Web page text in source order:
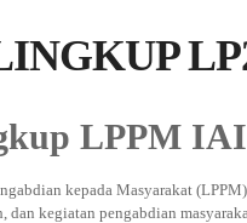
LPPM
kepada Masyarakat
kegiatan pengabdian